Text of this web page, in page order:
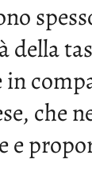
della
in
che
e